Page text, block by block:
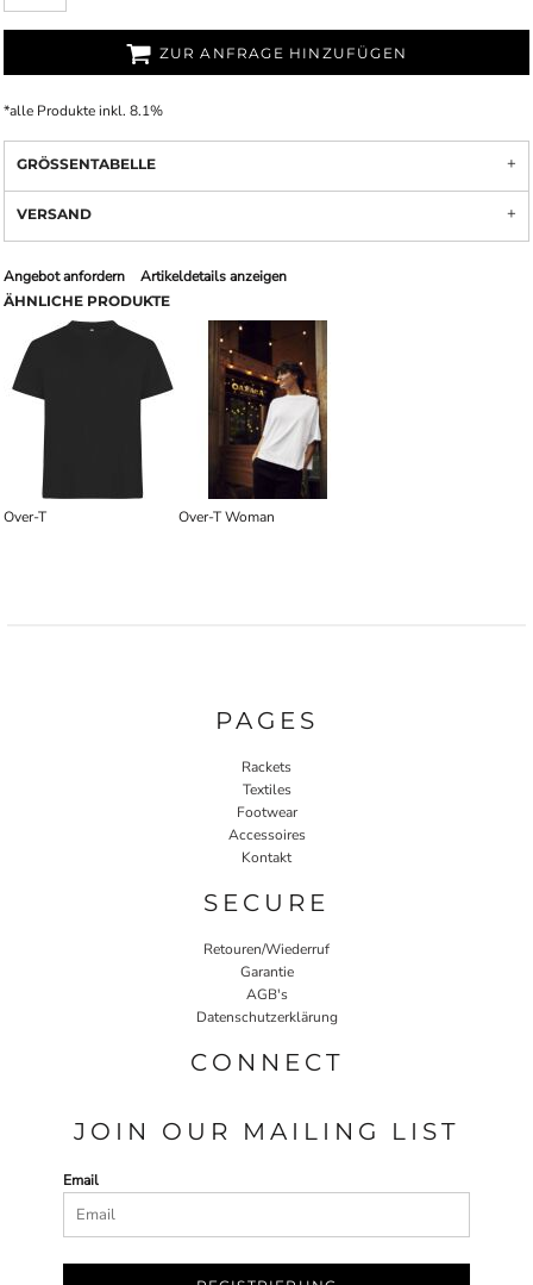
ZUR ANFRAGE HINZUFÜGEN
*alle Produkte inkl. 8.1%
GRÖSSENTABELLE
VERSAND
Angebot anfordern Artikeldetails anzeigen
ÄHNLICHE PRODUKTE
Over-T Over-T Woman
PAGES
Rackets
Textiles
Footwear
Accessoires
Kontakt
SECURE
Retouren/Wiederruf
Garantie
AGB's
Datenschutzerklärung
CONNECT
JOIN OUR MAILING LIST
Email